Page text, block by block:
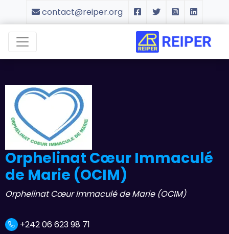
contact@reiper.org
Orphelinat Cœur Immaculé
de Marie (OCIM)
Orphelinat Cœur Immaculé de Marie (OCIM)
+242 06 623 98 71